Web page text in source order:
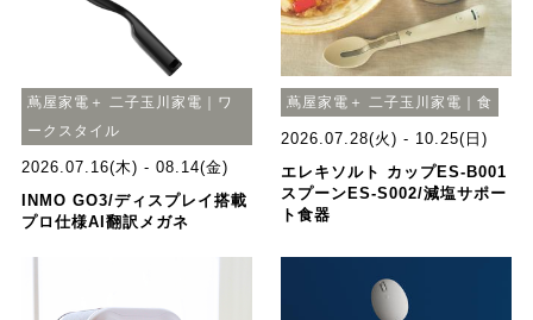
蔦屋家電＋ 二子玉川家電｜ワ
ークスタイル
2026.07.16(木) - 08.14(金)
INMO GO3/ディスプレイ搭載
プロ仕様AI翻訳メガネ
蔦屋家電＋ 二子玉川家電｜食
2026.07.28(火) - 10.25(日)
エレキソルト カップES-B001
スプーンES-S002/減塩サポー
ト食器